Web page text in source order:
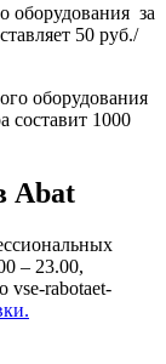
оборудования за
50 руб./
оборудования
составит 1000
Abat
– 23.00,
vse-rabotaet-